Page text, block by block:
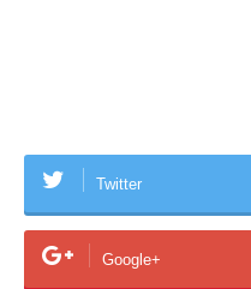
Twitter
Google+